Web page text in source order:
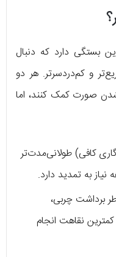
بستگی دارد که دنبال
و کم‌دردسرتر. هر دو
صورت کمک کنند، اما
کافی) طولانی‌مدت‌تر
برداشت چربی،
نقاهت انجام